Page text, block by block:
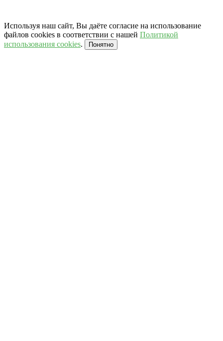
Используя наш сайт, Вы даёте согласие на использование
файлов cookies в соответствии с нашей Политикой
использования cookies. Понятно